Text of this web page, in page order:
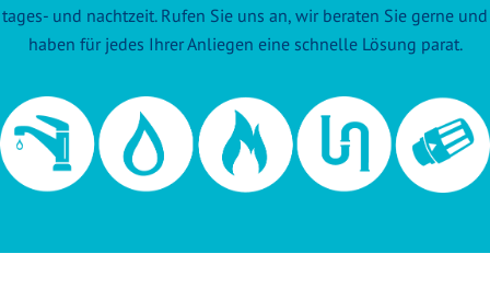
tages- und nachtzeit. Rufen Sie uns an, wir beraten Sie gerne und
haben für jedes Ihrer Anliegen eine schnelle Lösung parat.